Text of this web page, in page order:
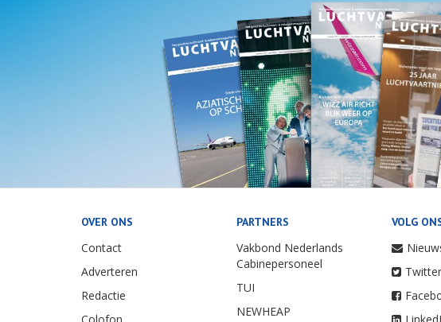
OVER ONS
Contact
Adverteren
Redactie
PARTNERS
Vakbond Nederlands
Cabinepersoneel
TUI
NEWHEAP
VOLG
Twitter